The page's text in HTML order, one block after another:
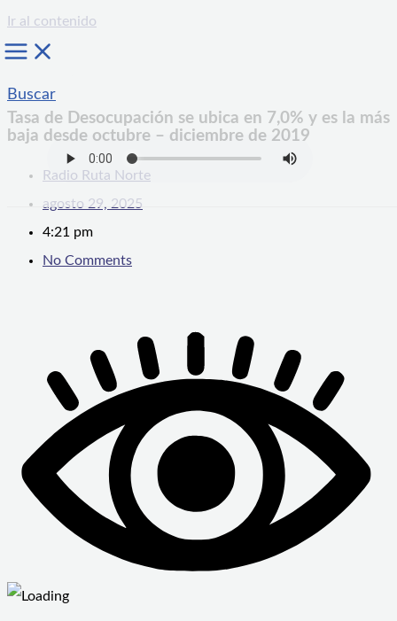
Ir al contenido
Buscar
Tasa de Desocupación se ubica en 7,0% y es la más
baja desde octubre – diciembre de 2019
Radio Ruta Norte
agosto 29, 2025
4:21 pm
No Comments